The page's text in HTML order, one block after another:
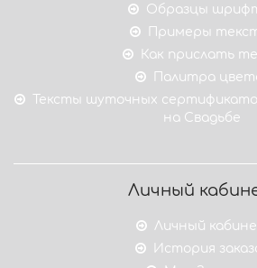
Образцы
Примеры
Как прислать
Палитра
Тексты шуточных
на Свадьбе
Личный
Личный
История